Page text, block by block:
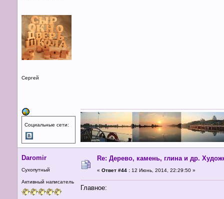
Сергей
Социальные сети:
Daromir
Сухопутный
Активный написатель
Re: Дерево, камень, глина и др.
« Ответ #44 : 12 Июнь, 2014, 22:29:50 »
Главное: